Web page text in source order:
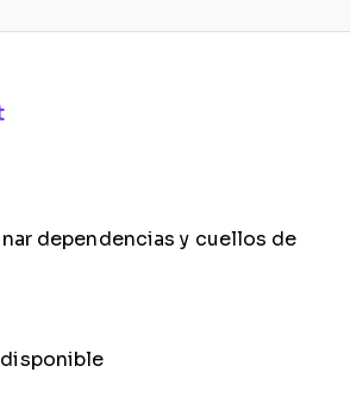
dependencias y cuellos de